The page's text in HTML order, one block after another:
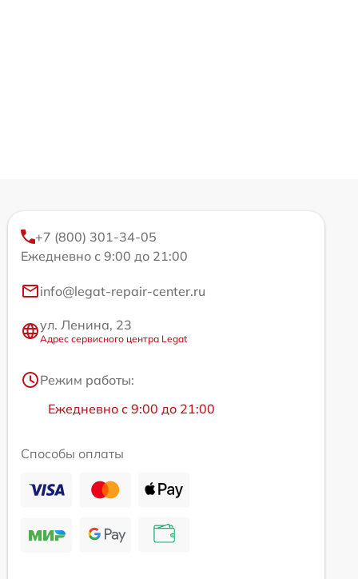
+7 (800) 301-34-05
Ежедневно с 9:00 до 21:00
info@legat-repair-center.ru
ул. Ленина, 23
Адрес сервисного центра Legat
Режим работы:
Ежедневно с 9:00 до 21:00
Способы оплаты